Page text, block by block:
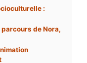
:
de Nora,